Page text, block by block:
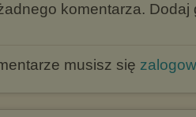
komentarza. Dodaj
musisz się